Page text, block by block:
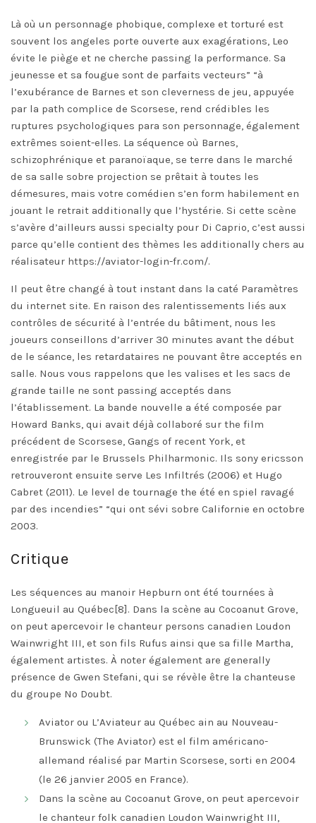
Là où un personnage phobique, complexe et torturé est
souvent los angeles porte ouverte aux exagérations, Leo
évite le piège et ne cherche passing la performance. Sa
jeunesse et sa fougue sont de parfaits vecteurs” “à
l’exubérance de Barnes et son cleverness de jeu, appuyée
par la path complice de Scorsese, rend crédibles les
ruptures psychologiques para son personnage, également
extrêmes soient-elles. La séquence où Barnes,
schizophrénique et paranoïaque, se terre dans le marché
de sa salle sobre projection se prêtait à toutes les
démesures, mais votre comédien s’en form habilement en
jouant le retrait additionally que l’hystérie. Si cette scène
s’avère d’ailleurs aussi specialty pour Di Caprio, c’est aussi
parce qu’elle contient des thèmes les additionally chers au
réalisateur https://aviator-login-fr.com/.
Il peut être changé à tout instant dans la caté Paramètres
du internet site. En raison des ralentissements liés aux
contrôles de sécurité à l’entrée du bâtiment, nous les
joueurs conseillons d’arriver 30 minutes avant the début
de le séance, les retardataires ne pouvant être acceptés en
salle. Nous vous rappelons que les valises et les sacs de
grande taille ne sont passing acceptés dans
l’établissement. La bande nouvelle a été composée par
Howard Banks, qui avait déjà collaboré sur the film
précédent de Scorsese, Gangs of recent York, et
enregistrée par le Brussels Philharmonic. Ils sony ericsson
retrouveront ensuite serve Les Infiltrés (2006) et Hugo
Cabret (2011). Le level de tournage the été en spiel ravagé
par des incendies” “qui ont sévi sobre Californie en octobre
2003.
Critique
Les séquences au manoir Hepburn ont été tournées à
Longueuil au Québec[8]. Dans la scène au Cocoanut Grove,
on peut apercevoir le chanteur persons canadien Loudon
Wainwright III, et son fils Rufus ainsi que sa fille Martha,
également artistes. À noter également are generally
présence de Gwen Stefani, qui se révèle être la chanteuse
du groupe No Doubt.
Aviator ou L’Aviateur au Québec ain au Nouveau-
Brunswick (The Aviator) est el film américano-
allemand réalisé par Martin Scorsese, sorti en 2004
(le 26 janvier 2005 en France).
Dans la scène au Cocoanut Grove, on peut apercevoir
le chanteur folk canadien Loudon Wainwright III,